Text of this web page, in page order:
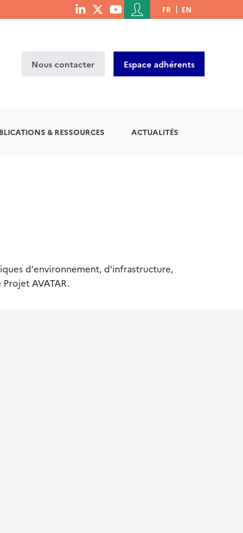
menu
Menu
du
de
l'utilisateur
FR EN
Nous contacter Espace adhérents
& RESSOURCES ACTUALITÉS
d'environnement, d'infrastructure,
AVATAR.